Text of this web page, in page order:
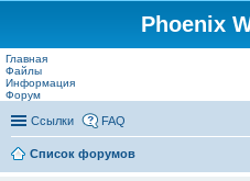
Phoenix
Главная
Файлы
Информация
Форум
Ссылки FAQ
Список форумов